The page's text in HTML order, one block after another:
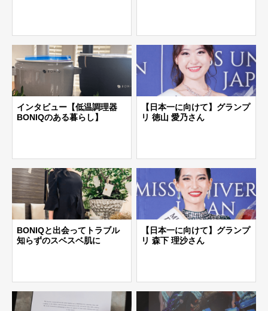
インタビュー【低温調理器
BONIQのある暮らし】
【日本一に向けて】グランプ
リ 徳山 愛乃さん
BONIQと出会ってトラブル
知らずのスベスベ肌に
【日本一に向けて】グランプ
リ 森下 理沙さん